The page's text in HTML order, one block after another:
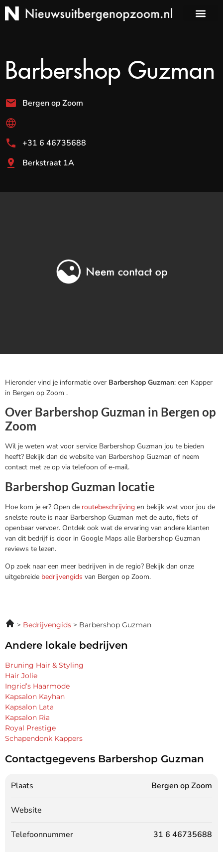
Barbershop Guzman
Bergen op Zoom
+31 6 46735688
Berkstraat 1A
Hieronder vind je informatie over Barbershop Guzman: een Kapper
in Bergen op Zoom .
Over Barbershop Guzman in Bergen op
Zoom
Wil je weten wat voor service Barbershop Guzman jou te bieden
heeft? Bekijk dan de website van Barbershop Guzman of neem
contact met ze op via telefoon of e-mail.
Barbershop Guzman locatie
Hoe kom je er? Open de routebeschrijving en bekijk wat voor jou de
snelste route is naar Barbershop Guzman met de auto, fiets of
openbaar vervoer. Ontdek ook wat de ervaring van andere klanten
van dit bedrijf is door in Google Maps alle Barbershop Guzman
reviews te lezen.
Op zoek naar een meer bedrijven in de regio? Bekijk dan onze
uitgebreide bedrijvengids van Bergen op Zoom.
Bedrijvengids Barbershop Guzman
Andere lokale bedrijven
Bruning Hair & Styling
Hair Jolie
Ingrid’s Haarmode
Kapsalon Kayhan
Kapsalon Lata
Kapsalon Ria
Royal Prestige
Schapendonk Kappers
Contactgegevens Barbershop Guzman
Plaats Bergen op Zoom
Website
Telefoonnummer 31 6 46735688